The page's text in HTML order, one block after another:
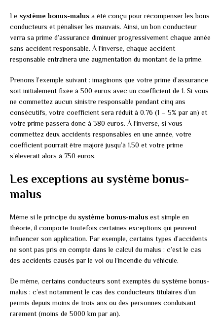
Le système bonus-malus a été conçu pour récompenser les bons
conducteurs et pénaliser les mauvais. Ainsi, un bon conducteur
verra sa prime d’assurance diminuer progressivement chaque année
sans accident responsable. À l’inverse, chaque accident
responsable entraînera une augmentation du montant de la prime.
Prenons l’exemple suivant : imaginons que votre prime d’assurance
soit initialement fixée à 500 euros avec un coefficient de 1. Si vous
ne commettez aucun sinistre responsable pendant cinq ans
consécutifs, votre coefficient sera réduit à 0.76 (1 – 5% par an) et
votre prime passera donc à 380 euros. À l’inverse, si vous
commettez deux accidents responsables en une année, votre
coefficient pourrait être majoré jusqu’à 1.50 et votre prime
s’éleverait alors à 750 euros.
Les exceptions au système bonus-
malus
Même si le principe du système bonus-malus est simple en
théorie, il comporte toutefois certaines exceptions qui peuvent
influencer son application. Par exemple, certains types d’accidents
ne sont pas pris en compte dans le calcul du malus : c’est le cas
des accidents causés par le vol ou l’incendie du véhicule.
De même, certains conducteurs sont exemptés du système bonus-
malus : c’est notamment le cas des conducteurs titulaires d’un
permis depuis moins de trois ans ou des personnes conduisant
rarement (moins de 5000 km par an).